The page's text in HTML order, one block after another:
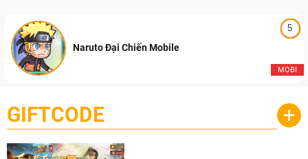
5
MOBI
Naruto Đại Chiến Mobile
GIFTCODE +